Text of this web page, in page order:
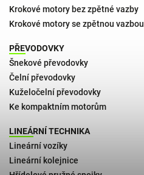
Krokové motory bez zpětné vazby
Krokové motory se zpětnou vazbou
PŘEVODOVKY
Šnekové převodovky
Čelní převodovky
Kuželočelní převodovky
Ke kompaktním motorům
LINEÁRNÍ TECHNIKA
Lineární vozíky
Lineární kolejnice